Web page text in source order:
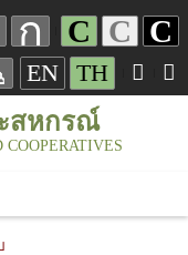
ก C C C
EN TH
สหกรณ์